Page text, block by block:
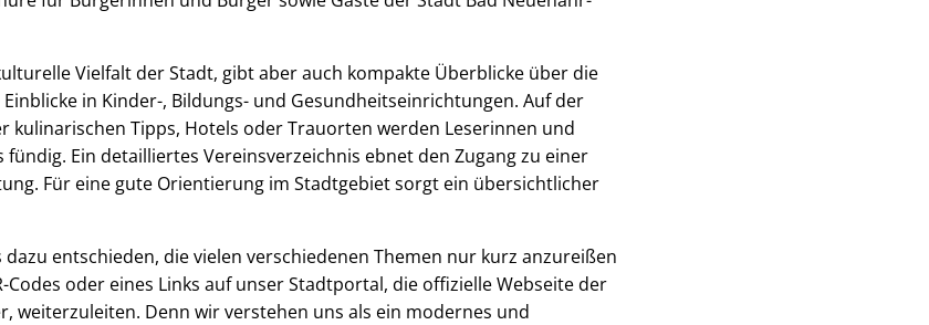
Vielfalt der Stadt, gibt aber auch kompakte Überblicke über die
in Kinder-, Bildungs- und Gesundheitseinrichtungen. Auf der
kulinarischen Tipps, Hotels oder Trauorten werden Leserinnen und
Ein detailliertes Vereinsverzeichnis ebnet den Zugang zu einer
Für eine gute Orientierung im Stadtgebiet sorgt ein übersichtlicher
dazu entschieden, die vielen verschiedenen Themen nur kurz anzureißen
Codes oder eines Links auf unser Stadtportal, die offizielle Webseite der
weiterzuleiten. Denn wir verstehen uns als ein modernes und